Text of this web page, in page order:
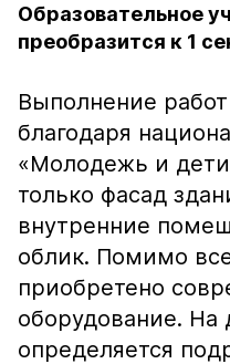
Образовательное
преобразится к 1
Выполнение
благодаря
«Молодежь и
только фасад
внутренние
облик. Помимо
приобретено
оборудование.
определяется